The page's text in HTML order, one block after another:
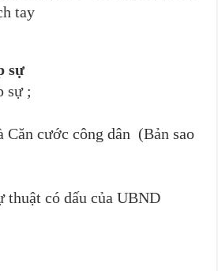
tay
sự
sự ;
cước công dân (Bản sao
có dấu của UBND